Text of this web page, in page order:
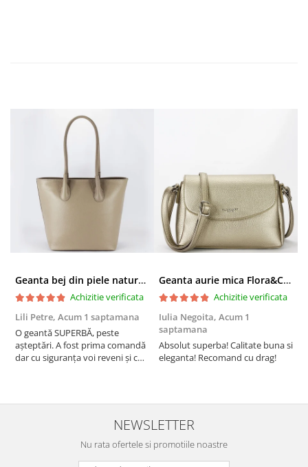
Geanta bej din piele naturala 8966 123
Achizitie verificata
Lili Petre, Acum 1 saptamana
O geantă SUPERBĂ, peste
așteptări. A fost prima comandă
dar cu siguranța voi reveni și cu
doua zi). RECOMAND SOFILINE!!!
Geanta aurie mica Flora&CO Paris H6930 16
Achizitie verificata
Iulia Negoita, Acum 1
saptamana
Absolut superba! Calitate buna si
eleganta! Recomand cu drag!
NEWSLETTER
Nu rata ofertele si promotiile noastre